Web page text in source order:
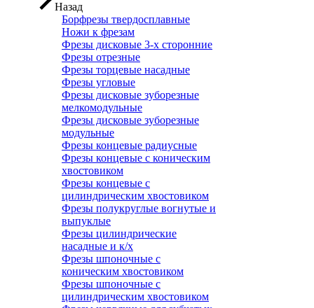
Назад
Борфрезы твердосплавные
Ножи к фрезам
Фрезы дисковые 3-х сторонние
Фрезы отрезные
Фрезы торцевые насадные
Фрезы угловые
Фрезы дисковые зуборезные
мелкомодульные
Фрезы дисковые зуборезные
модульные
Фрезы концевые радиусные
Фрезы концевые с коническим
хвостовиком
Фрезы концевые с
цилиндрическим хвостовиком
Фрезы полукруглые вогнутые и
выпуклые
Фрезы цилиндрические
насадные и к/х
Фрезы шпоночные с
коническим хвостовиком
Фрезы шпоночные с
цилиндрическим хвостовиком